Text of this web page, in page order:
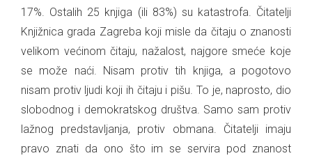
17%. Ostalih 25 knjiga (ili 83%) su katastrofa. Čitatelji
Knjižnica grada Zagreba koji misle da čitaju o znanosti
velikom većinom čitaju, nažalost, najgore smeće koje
se može naći. Nisam protiv tih knjiga, a pogotovo
nisam protiv ljudi koji ih čitaju i pišu. To je, naprosto, dio
slobodnog i demokratskog društva. Samo sam protiv
lažnog predstavljanja, protiv obmana. Čitatelji imaju
pravo znati da ono što im se servira pod znanost